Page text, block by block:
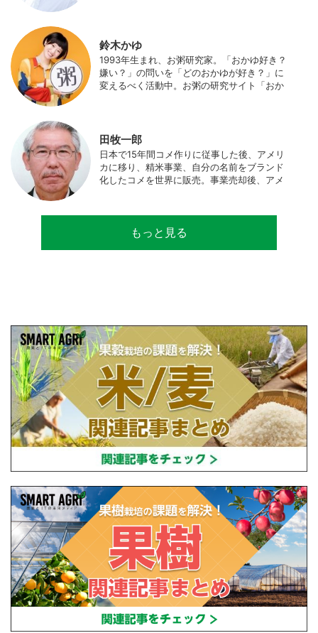
食事やお弁当づくりを通して、食育にも目を
向けている。プロフィール写真 ©杉山晃造
鈴木かゆ
1993年生まれ、お粥研究家。「おかゆ好き？
嫌い？」の問いを「どのおかゆが好き？」に
変えるべく活動中。お粥の研究サイト「おか
田牧一郎
日本で15年間コメ作りに従事した後、アメリ
カに移り、精米事業、自分の名前をブランド
化したコメを世界に販売。事業売却後、アメ
サルティングとして関わり、企業などの依頼
で世界12カ国の良質米生産可能産地を訪問調
もっと見る